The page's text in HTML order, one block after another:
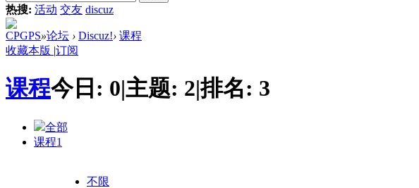
热搜: 活动 交友 discuz
CPGPS»论坛 › Discuz!› 课程
收藏本版 |订阅
课程今日: 0|主题: 2|排名: 3
全部
课程1
不限